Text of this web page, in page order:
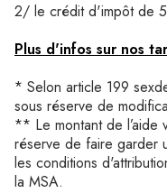
2/ le crédit d'impôt de
Plus d'infos sur nos
* Selon article 199
sous réserve de
** Le montant de l’aide
réserve de faire garder
les conditions
la MSA.